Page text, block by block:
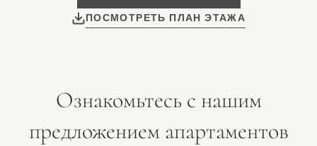
ПОСМОТРЕТЬ ПЛАН ЭТАЖА
Ознакомьтесь с нашим
предложением апартаментов